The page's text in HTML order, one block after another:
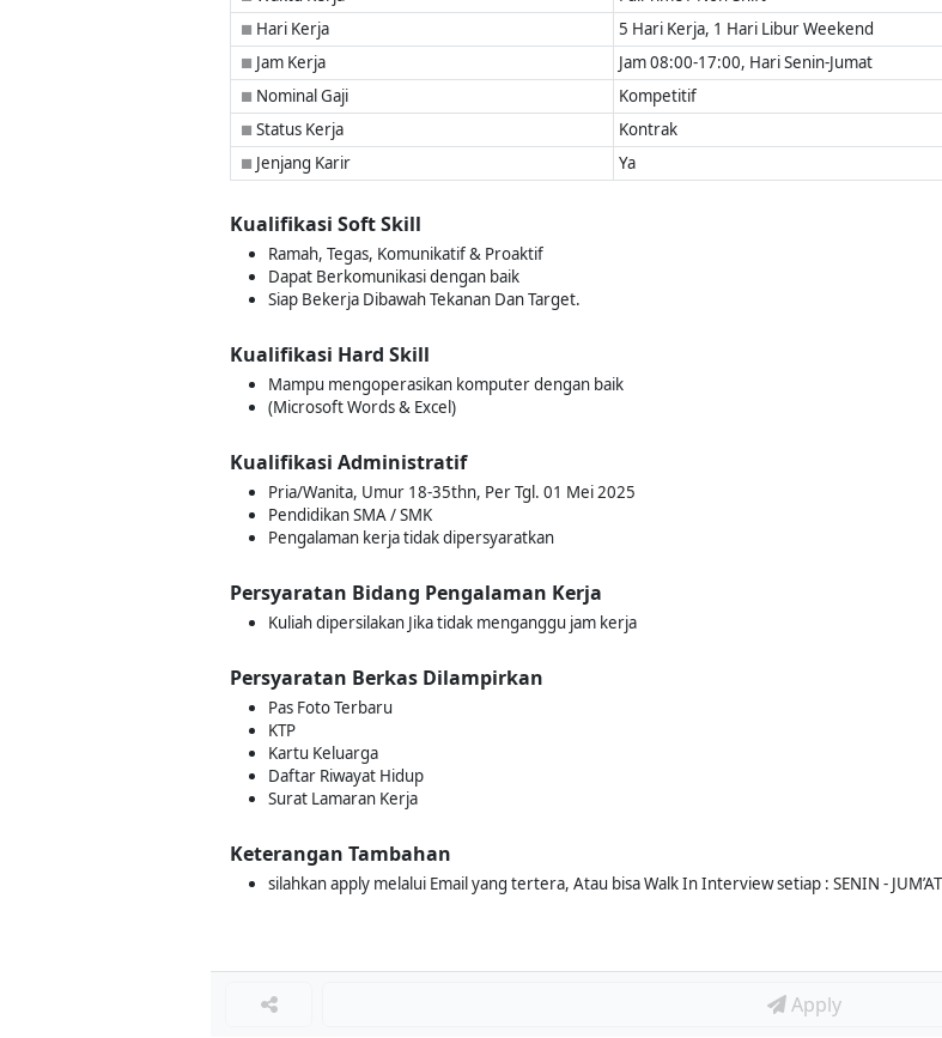
■ Hari Kerja 5 Hari Kerja, 1 Hari Libur Weekend
■ Jam Kerja Jam 08:00-17:00, Hari Senin-Jumat
■ Nominal Gaji Kompetitif
■ Status Kerja Kontrak
■ Jenjang Karir Ya
Kualifikasi Soft Skill
Ramah, Tegas, Komunikatif & Proaktif
Dapat Berkomunikasi dengan baik
Siap Bekerja Dibawah Tekanan Dan Target.
Kualifikasi Hard Skill
Mampu mengoperasikan komputer dengan baik
(Microsoft Words & Excel)
Kualifikasi Administratif
Pria/Wanita, Umur 18-35thn, Per Tgl. 01 Mei 2025
Pendidikan SMA / SMK
Pengalaman kerja tidak dipersyaratkan
Persyaratan Bidang Pengalaman Kerja
Kuliah dipersilakan Jika tidak menganggu jam kerja
Persyaratan Berkas Dilampirkan
Pas Foto Terbaru
KTP
Kartu Keluarga
Daftar Riwayat Hidup
Surat Lamaran Kerja
Keterangan Tambahan
silahkan apply melalui Email yang tertera, Atau bisa Walk In Interview setiap : SENIN -
Apply